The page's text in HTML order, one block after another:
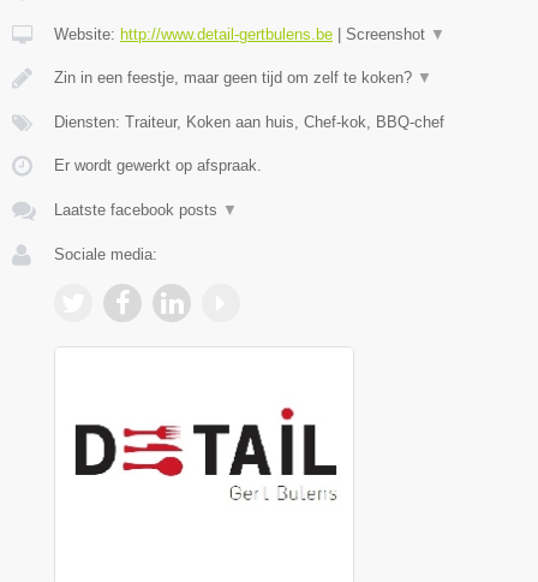
Website: http://www.detail-gertbulens.be Screenshot ▼
Zin in een feestje, maar geen tijd om zelf te koken? ▼
Diensten: Traiteur, Koken aan huis, Chef-kok, BBQ-chef
Er wordt gewerkt op afspraak.
Laatste facebook posts ▼
Sociale media: